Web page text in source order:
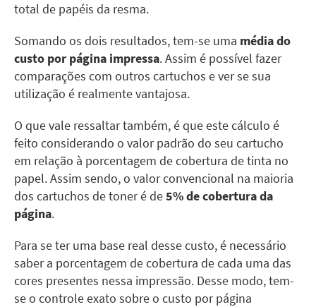
total de papéis da resma.
Somando os dois resultados, tem-se uma média do
custo por página impressa. Assim é possível fazer
comparações com outros cartuchos e ver se sua
utilização é realmente vantajosa.
O que vale ressaltar também, é que este cálculo é
feito considerando o valor padrão do seu cartucho
em relação à porcentagem de cobertura de tinta no
papel. Assim sendo, o valor convencional na maioria
dos cartuchos de toner é de5% de cobertura da
página.
Para se ter uma base real desse custo, é necessário
saber a porcentagem de cobertura de cada uma das
cores presentes nessa impressão. Desse modo, tem-
se o controle exato sobre o custo por página